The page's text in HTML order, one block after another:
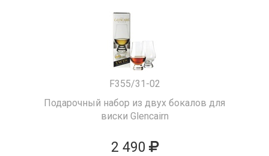
F355/31-02
Подарочный набор из двух бокалов для
виски Glencairn
2 490